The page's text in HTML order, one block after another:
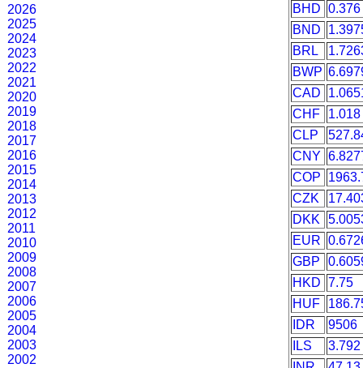
2026
2025
2024
2023
2022
2021
2020
2019
2018
2017
2016
2015
2014
2013
2012
2011
2010
2009
2008
2007
2006
2005
2004
2003
2002
BHD 0.376
BND
BRL
BWP
CAD
CHF
1.018
CLP
CNY
COP
CZK
DKK
EUR
GBP
HKD 7.75
HUF
IDR
9506
ILS
3.792